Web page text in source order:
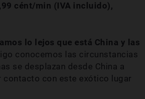
cént/min (IVA incluido),
lo lejos que está China y las
conocemos las circunstancias
se desplazan desde China a
con este exótico lugar